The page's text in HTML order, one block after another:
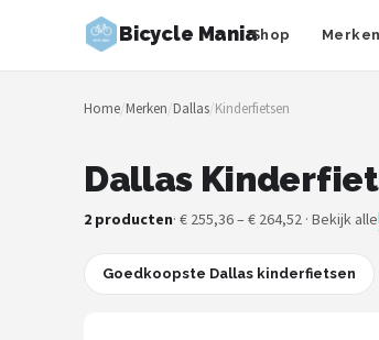
Bicycle ManiaShop Merken
Zoeken
NAVIGATIE
Merken
Home/Merken/Dallas/Kinderfietsen
Dallas
2 producten· € 255,36 – € 264,52 · Bekijk alle
Goedkoopste Dallas kinderfietsen